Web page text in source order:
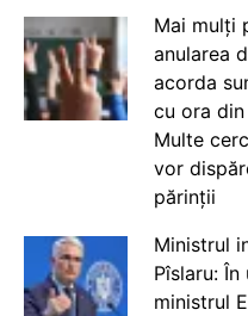
Mai mulți
anularea
acorda
cu ora
Multe
vor
părinții
Ministrul
Pîslaru:
ministrul